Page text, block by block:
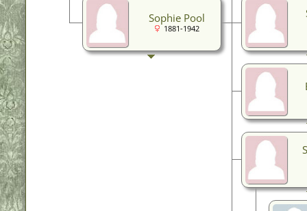
Sophie Pool
1881-1942